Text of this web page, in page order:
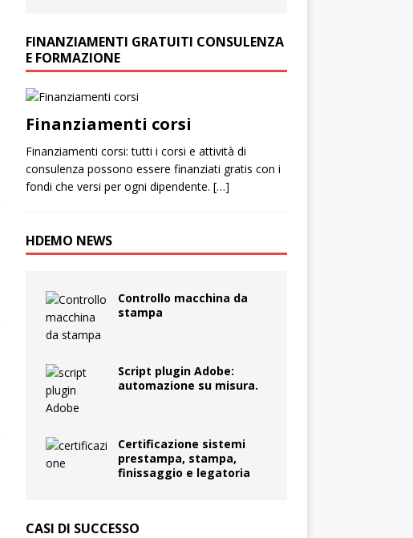
FINANZIAMENTI GRATUITI CONSULENZA
E FORMAZIONE
Finanziamenti corsi
Finanziamenti corsi: tutti i corsi e attività di
consulenza possono essere finanziati gratis con i
fondi che versi per ogni dipendente. […]
HDEMO NEWS
Controllo macchina da
stampa
Script plugin Adobe:
automazione su misura.
Certificazione sistemi
prestampa, stampa,
finissaggio e legatoria
CASI DI SUCCESSO